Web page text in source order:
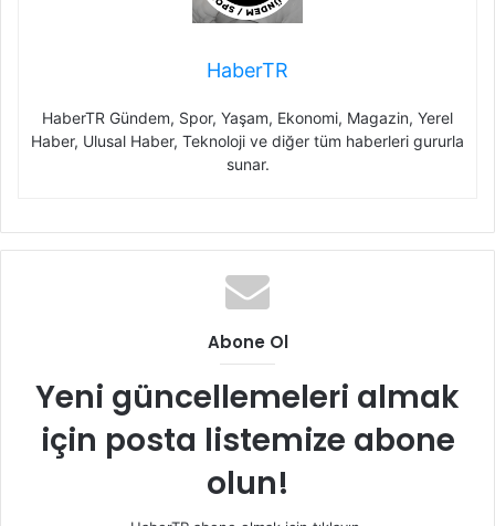
HaberTR
HaberTR Gündem, Spor, Yaşam, Ekonomi, Magazin, Yerel
Haber, Ulusal Haber, Teknoloji ve diğer tüm haberleri gururla
sunar.
Abone Ol
Yeni güncellemeleri almak
için posta listemize abone
olun!